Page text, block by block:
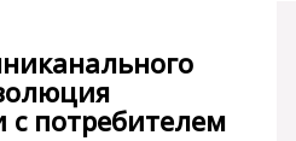
потребителем